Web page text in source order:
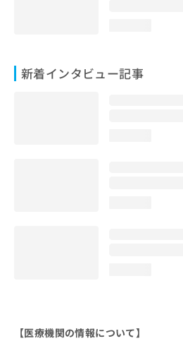
新着インタビュー記事
【医療機関の情報について】